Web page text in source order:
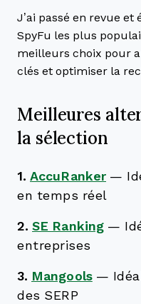
J’ai passé en revue
SpyFu les plus
meilleurs choix pour
clés et optimiser la
Meilleures
la sélection
1. AccuRanker —
en temps réel
2. SE Ranking —
entreprises
3. Mangools —
des SERP